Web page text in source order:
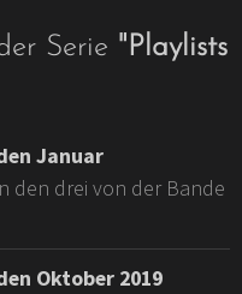
Serie " Playlists
Januar
den drei von der Bande
Oktober 2019